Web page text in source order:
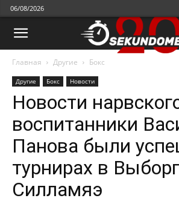
06/08/2026
Главная Другие Бокс
Другие Бокс Новости
Новости
воспитанники
Панова были
турнирах в
Силламяэ